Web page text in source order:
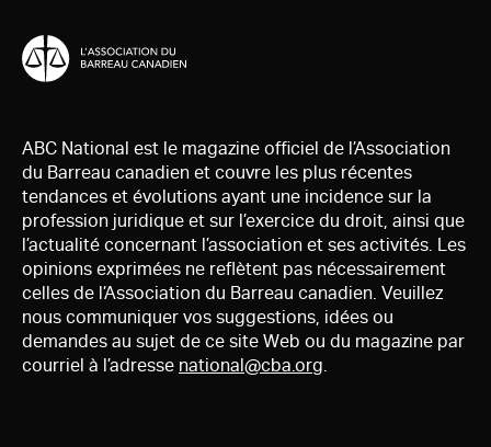
ABC National est le magazine officiel de l’Association
du Barreau canadien et couvre les plus récentes
tendances et évolutions ayant une incidence sur la
profession juridique et sur l’exercice du droit, ainsi que
l’actualité concernant l’association et ses activités. Les
opinions exprimées ne reflètent pas nécessairement
celles de l’Association du Barreau canadien. Veuillez
nous communiquer vos suggestions, idées ou
demandes au sujet de ce site Web ou du magazine par
courriel à l’adresse national@cba.org.